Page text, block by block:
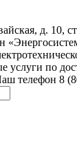
д. 10,
услуги по
телефон 8